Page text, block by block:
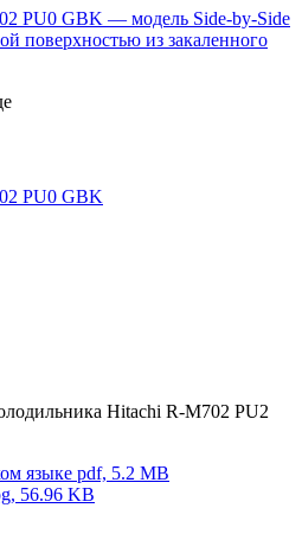
PU0 GBK — модель Side-by-Side
поверхностью из закаленного
PU0 GBK
Hitachi R-M702 PU2
языке pdf, 5.2 MB
56.96 KB